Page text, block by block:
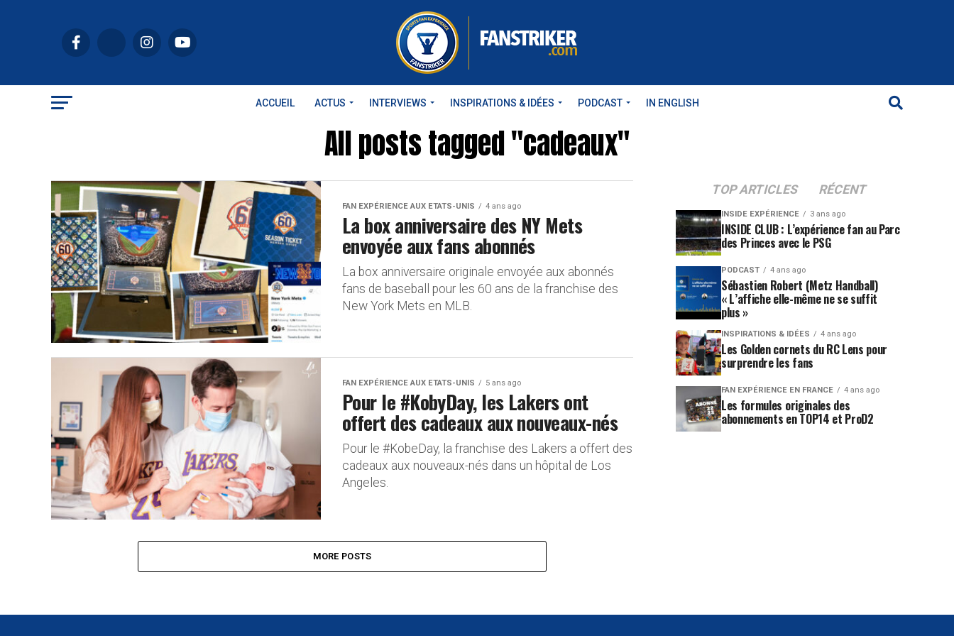
ACCUEIL ACTUS INTERVIEWS INSPIRATIONS & IDÉES PODCAST IN ENGLISH
All posts tagged "cadeaux"
FAN EXPÉRIENCE AUX ETATS-UNIS 4 ans ago
La box anniversaire des NY Mets
envoyée aux fans abonnés
La box anniversaire originale envoyée aux abonnés
fans de baseball pour les 60 ans de la franchise des
New York Mets en MLB.
FAN EXPÉRIENCE AUX ETATS-UNIS 5 ans ago
Pour le #KobyDay, les Lakers ont
offert des cadeaux aux nouveaux-nés
Pour le #KobeDay, la franchise des Lakers a offert des
cadeaux aux nouveaux-nés dans un hôpital de Los
Angeles.
MORE POSTS
TOP ARTICLES RÉCENT
INSIDE EXPÉRIENCE 3 ans ago
INSIDE CLUB : L’expérience fan au Parc
des Princes avec le PSG
PODCAST 4 ans ago
Sébastien Robert (Metz Handball)
« L’affiche elle-même ne se suffit
plus »
INSPIRATIONS & IDÉES 4 ans ago
Les Golden cornets du RC Lens pour
surprendre les fans
FAN EXPÉRIENCE EN FRANCE 4 ans ago
Les formules originales des
abonnements en TOP14 et ProD2